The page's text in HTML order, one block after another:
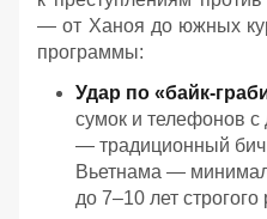
— от Ханоя до южных
программы:
Удар по «байк-
сумок и телефонов
— традиционный бич
Вьетнама —
до 7–10 лет